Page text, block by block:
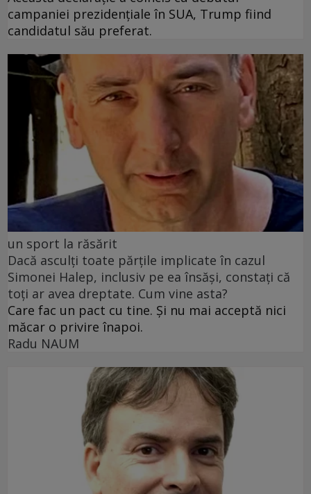
campaniei prezidențiale în SUA, Trump fiind
candidatul său preferat.
un sport la răsărit
Dacă asculți toate părțile implicate în cazul
Simonei Halep, inclusiv pe ea însăși, constați că
toți ar avea dreptate. Cum vine asta?
Care fac un pact cu tine. Și nu mai acceptă nici
măcar o privire înapoi.
Radu NAUM